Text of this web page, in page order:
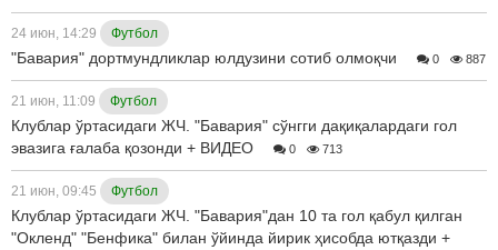
24 июн, 14:29 Футбол
"Бавария" дортмундликлар юлдузини сотиб олмоқчи 0 887
21 июн, 11:09 Футбол
Клублар ўртасидаги ЖЧ. "Бавария" сўнгги дақиқалардаги гол
эвазига ғалаба қозонди + ВИДЕО
0 713
21 июн, 09:45 Футбол
Клублар ўртасидаги ЖЧ. "Бавария"дан 10 та гол қабул қилган
"Окленд" "Бенфика" билан ўйинда йирик ҳисобда ютқазди +